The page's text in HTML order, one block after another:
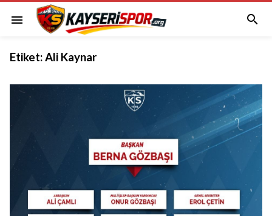
menu 
Etiket:Ali Kaynar